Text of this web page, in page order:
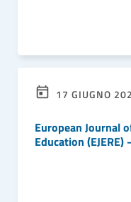
17 GIUGNO
European Journal
Education